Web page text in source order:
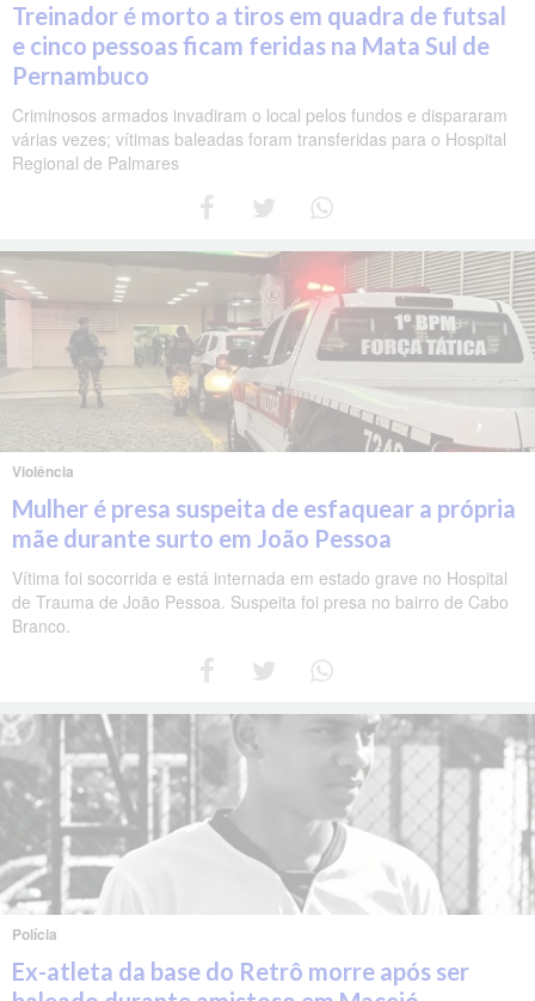
Treinador é morto a tiros em quadra de futsal
e cinco pessoas ficam feridas na Mata Sul de
Pernambuco
Criminosos armados invadiram o local pelos fundos e dispararam
várias vezes; vítimas baleadas foram transferidas para o Hospital
Regional de Palmares
Violência
Mulher é presa suspeita de esfaquear a própria
mãe durante surto em João Pessoa
Vítima foi socorrida e está internada em estado grave no Hospital
de Trauma de João Pessoa. Suspeita foi presa no bairro de Cabo
Branco.
Polícia
Ex-atleta da base do Retrô morre após ser